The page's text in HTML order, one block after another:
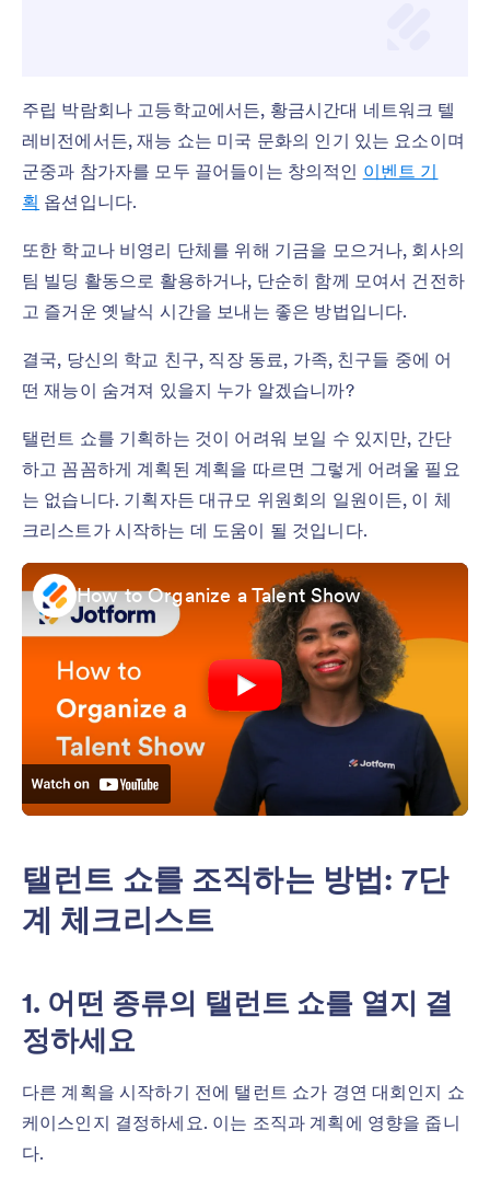
주립 박람회나 고등학교에서든, 황금시간대 네트워크 텔
레비전에서든, 재능 쇼는 미국 문화의 인기 있는 요소이며
군중과 참가자를 모두 끌어들이는 창의적인 이벤트 기
획 옵션입니다.
또한 학교나 비영리 단체를 위해 기금을 모으거나, 회사의
팀 빌딩 활동으로 활용하거나, 단순히 함께 모여서 건전하
고 즐거운 옛날식 시간을 보내는 좋은 방법입니다.
결국, 당신의 학교 친구, 직장 동료, 가족, 친구들 중에 어
떤 재능이 숨겨져 있을지 누가 알겠습니까?
탤런트 쇼를 기획하는 것이 어려워 보일 수 있지만, 간단
하고 꼼꼼하게 계획된 계획을 따르면 그렇게 어려울 필요
는 없습니다. 기획자든 대규모 위원회의 일원이든, 이 체
크리스트가 시작하는 데 도움이 될 것입니다.
How to Organize a Talent Show
탤런트 쇼를 조직하는 방법: 7단
계 체크리스트
1. 어떤 종류의 탤런트 쇼를 열지 결
정하세요
다른 계획을 시작하기 전에 탤런트 쇼가 경연 대회인지 쇼
케이스인지 결정하세요. 이는 조직과 계획에 영향을 줍니
다.